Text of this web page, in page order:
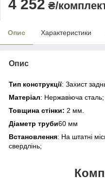
4 252 ₴/
Опис Характеристики
Опис
Тип конструкції: Захист
Матеріал: Нержавіюча сталь;
Товщина стінки: 2 мм.
Діаметр труби60 мм
Встановлення: На штатні
свердлінь;